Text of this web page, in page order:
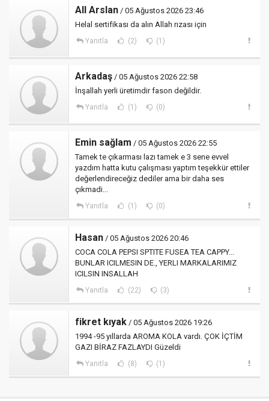
All Arslan / 05 Ağustos 2026 23:46
Helal sertifikası da alın Allah rızası için
Yanıtla (2) (1)
Arkadaş / 05 Ağustos 2026 22:58
İnşallah yerli üretimdir fason değildir.
Yanıtla (1) (0)
Emin sağlam / 05 Ağustos 2026 22:55
Tamek te çıkarması lazı tamek e 3 sene evvel
yazdım hatta kutu çalışması yaptım teşekkür ettiler
değerlendireceğiz dediler ama bir daha ses
çıkmadi...
Yanıtla (1) (0)
Hasan / 05 Ağustos 2026 20:46
COCA COLA PEPSI SPTITE FUSEA TEA CAPPY...
BUNLAR ICILMESIN DE., YERLI MARKALARIMIZ
ICILSIN INSALLAH
Yanıtla (22) (3)
fikret kıyak / 05 Ağustos 2026 19:26
1994 -95 yıllarda AROMA KOLA vardı. ÇOK İÇTİM
GAZI BİRAZ FAZLAYDI Güzeldi
Yanıtla (8) (1)